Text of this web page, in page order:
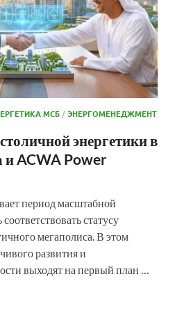
МСБ /ЭНЕРГОМЕНЕДЖМЕНТ
энергетики в
и ACWA Power
период масштабной
статусу
мегаполиса. В этом
развития и
выходят на первый план …